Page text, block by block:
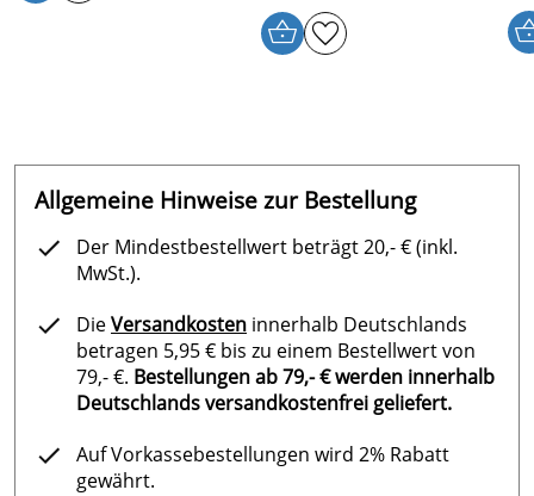
Allgemeine Hinweise zur Bestellung
Der Mindestbestellwert beträgt 20,- € (inkl.
MwSt.).
DieVersandkosten innerhalb Deutschlands
betragen 5,95 € bis zu einem Bestellwert von
79,- €. Bestellungen ab 79,- € werden innerhalb
Deutschlands versandkostenfrei geliefert.
Auf Vorkassebestellungen wird 2% Rabatt
gewährt.